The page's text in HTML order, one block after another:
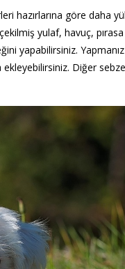
hazırlarına göre daha
yulaf, havuç,
yapabilirsiniz.
Diğer